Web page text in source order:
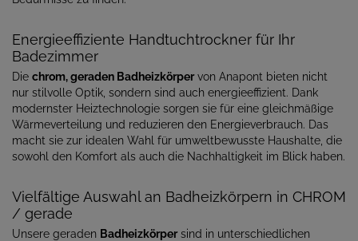
Energieeffiziente Handtuchtrockner für Ihr
Badezimmer
Die chrom, geraden Badheizkörpervon Anapont bieten nicht
nur stilvolle Optik, sondern sind auch energieeffizient. Dank
modernster Heiztechnologie sorgen sie für eine gleichmäßige
Wärmeverteilung und reduzieren den Energieverbrauch. Das
macht sie zur idealen Wahl für umweltbewusste Haushalte, die
sowohl den Komfort als auch die Nachhaltigkeit im Blick haben.
Vielfältige Auswahl an Badheizkörpern in CHROM
/ gerade
Unsere geraden Badheizkörpersind in unterschiedlichen